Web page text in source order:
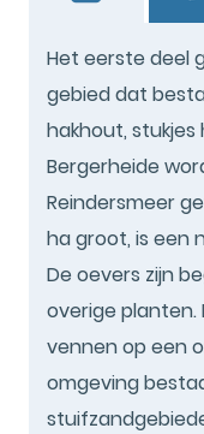
Het eerste deel
gebied dat
hakhout, stukjes
Bergerheide
Reindersmeer
ha groot, is een
De oevers zijn
overige planten.
vennen op een
omgeving